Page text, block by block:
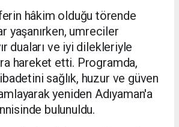
hâkim olduğu törende
yaşanırken, umreciler
duaları ve iyi dilekleriyle
hareket etti. Programda,
sağlık, huzur ve güven
yeniden Adıyaman'a
bulunuldu.